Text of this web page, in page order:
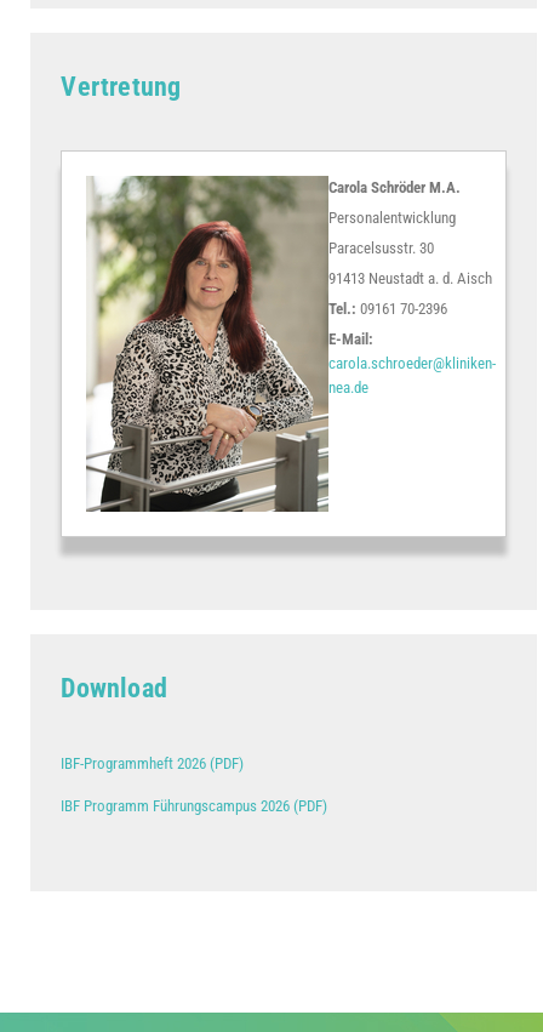
Vertretung
Carola Schröder M.A.
Personalentwicklung
Paracelsusstr. 30
91413 Neustadt a. d. Aisch
Tel.:09161 70-2396
E-Mail:
carola.schroeder@kliniken-
nea.de
Download
IBF-Programmheft 2026 (PDF)
IBF Programm Führungscampus 2026 (PDF)